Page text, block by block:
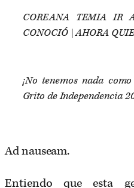
COREANA TEMIA IR
CONOCIÓ | AHORA
¡No tenemos nada
Grito de Independencia
Ad nauseam.
Entiendo que esta